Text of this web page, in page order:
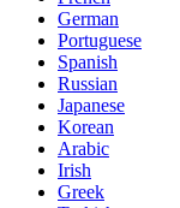
German
Portuguese
Spanish
Russian
Japanese
Korean
Arabic
Irish
Greek